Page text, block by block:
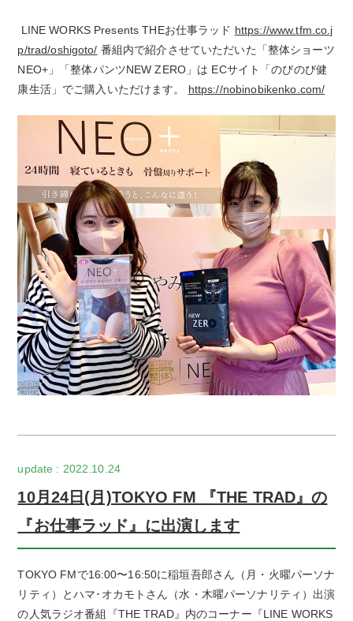
LINE WORKS Presents THEお仕事ラッド https://www.tfm.co.j
p/trad/oshigoto/ 番組内で紹介させていただいた「整体ショーツ
NEO+」「整体パンツNEW ZERO」は ECサイト「のびのび健
康生活」でご購入いただけます。 https://nobinobikenko.com/
2022.10.24
10月24日(月)TOKYO FM 『THE TRAD』の
『お仕事ラッド』に出演します
TOKYO FMで16:00〜16:50に稲垣吾郎さん（月・火曜パーソナ
リティ）とハマ･オカモトさん（水・木曜パーソナリティ）出演
の人気ラジオ番組『THE TRAD』内のコーナー『LINE WORKS